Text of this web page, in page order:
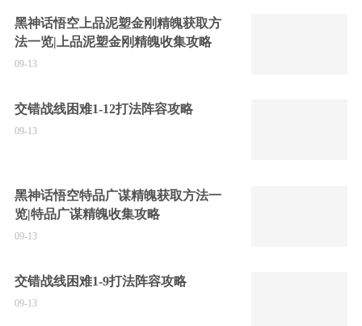
黑神话悟空上品泥塑金刚精魄获取方
法一览|上品泥塑金刚精魄收集攻略
09-13
交错战线困难1-12打法阵容攻略
09-13
黑神话悟空特品广谋精魄获取方法一
览|特品广谋精魄收集攻略
09-13
交错战线困难1-9打法阵容攻略
09-13